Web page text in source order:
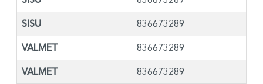
SISU 836673289
VALMET 836673289
VALMET 836673289